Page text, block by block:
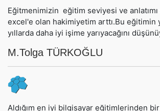
Eğitmenimizin eğitim seviyesi ve
excel'e olan hakimiyetim arttı.Bu eğitimin
yıllarda daha iyi işime yarıyacağını
M.Tolga TÜRKOĞLU
Aldığım en iyi bilgisayar eğitimlerinden